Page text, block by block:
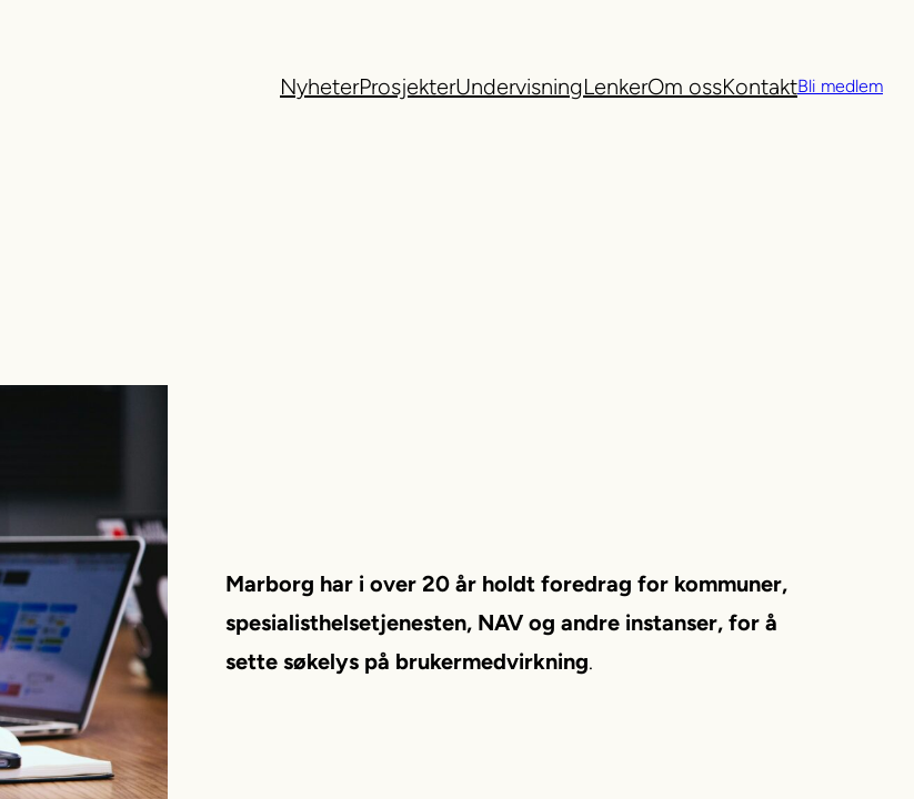
NyheterProsjekterUndervisningLenkerOm ossKontaktBli medlem
Marborg har i over 20 år holdt foredrag for kommuner,
spesialisthelsetjenesten, NAV og andre instanser, for å
sette søkelys på brukermedvirkning.